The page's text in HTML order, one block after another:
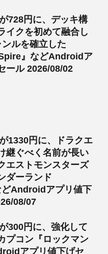
728円に、デッキ構
イクを初めて融合し
ルを確立した
』などAndroidア
ール 2026/08/02
1330円に、ドラクエ
継ぐべく名前が長い
エストモンスターズ
ダーランド
どAndroidアプリ値下
08/07
300円に、強化して
プコン『ロックマン
アプリ値下げセ